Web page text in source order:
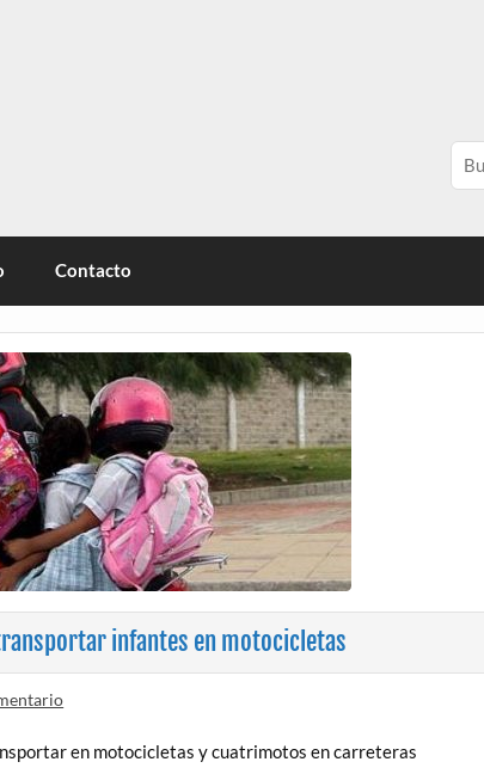
Contacto
infantes en motocicletas
en motocicletas y cuatrimotos en carreteras